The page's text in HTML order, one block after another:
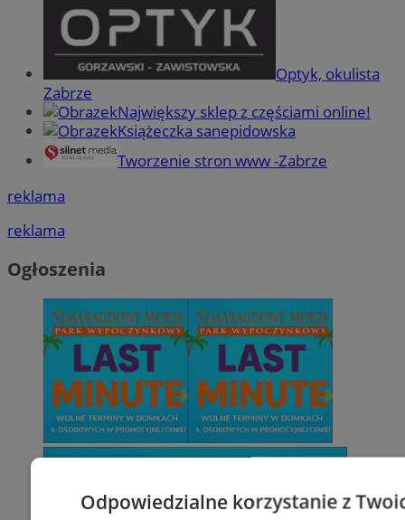
Optyk, okulista
Zabrze
Największy sklep z częściami online!
Książeczka sanepidowska
Tworzenie stron www -Zabrze
reklama
reklama
Ogłoszenia
Odpowiedzialne korzystanie z